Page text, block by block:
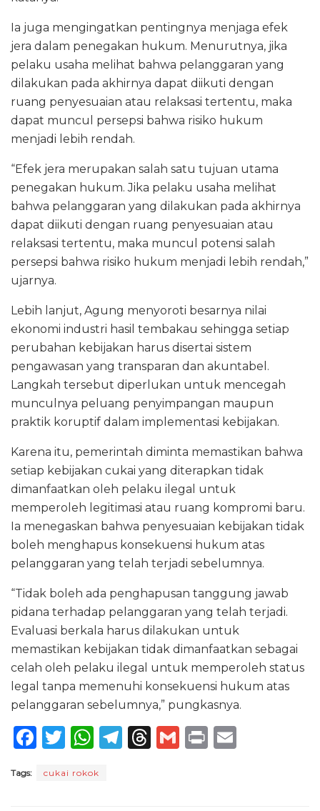
Ia juga mengingatkan pentingnya menjaga efek
jera dalam penegakan hukum. Menurutnya, jika
pelaku usaha melihat bahwa pelanggaran yang
dilakukan pada akhirnya dapat diikuti dengan
ruang penyesuaian atau relaksasi tertentu, maka
dapat muncul persepsi bahwa risiko hukum
menjadi lebih rendah.
“Efek jera merupakan salah satu tujuan utama
penegakan hukum. Jika pelaku usaha melihat
bahwa pelanggaran yang dilakukan pada akhirnya
dapat diikuti dengan ruang penyesuaian atau
relaksasi tertentu, maka muncul potensi salah
persepsi bahwa risiko hukum menjadi lebih rendah,”
ujarnya.
Lebih lanjut, Agung menyoroti besarnya nilai
ekonomi industri hasil tembakau sehingga setiap
perubahan kebijakan harus disertai sistem
pengawasan yang transparan dan akuntabel.
Langkah tersebut diperlukan untuk mencegah
munculnya peluang penyimpangan maupun
praktik koruptif dalam implementasi kebijakan.
Karena itu, pemerintah diminta memastikan bahwa
setiap kebijakan cukai yang diterapkan tidak
dimanfaatkan oleh pelaku ilegal untuk
memperoleh legitimasi atau ruang kompromi baru.
Ia menegaskan bahwa penyesuaian kebijakan tidak
boleh menghapus konsekuensi hukum atas
pelanggaran yang telah terjadi sebelumnya.
“Tidak boleh ada penghapusan tanggung jawab
pidana terhadap pelanggaran yang telah terjadi.
Evaluasi berkala harus dilakukan untuk
memastikan kebijakan tidak dimanfaatkan sebagai
celah oleh pelaku ilegal untuk memperoleh status
legal tanpa memenuhi konsekuensi hukum atas
pelanggaran sebelumnya,” pungkasnya.
F
c
T
it
W
a
T
T
G P
Tags: cukai rokok